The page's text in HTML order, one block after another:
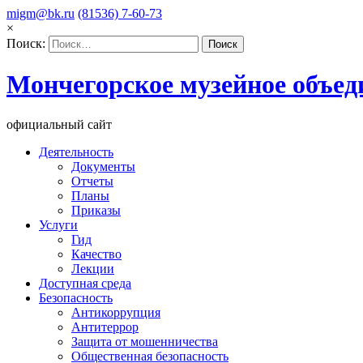
migm@bk.ru (81536) 7-60-73
×
Поиск:
Мончегорское музейное
официальный сайт
Деятельность
Документы
Отчеты
Планы
Приказы
Услуги
Гид
Качество
Лекции
Доступная среда
Безопасность
Антикоррупция
Антитеррор
Защита от мошенничества
Общественная безопасность